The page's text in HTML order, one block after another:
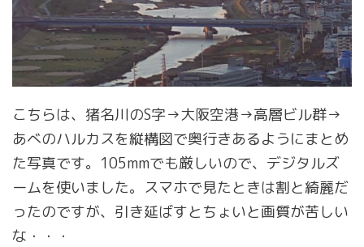
こちらは、猪名川のS字→大阪空港→高層ビル群→
あべのハルカスを縦構図で奥行きあるようにまとめ
た写真です。105mmでも厳しいので、デジタルズ
ームを使いました。スマホで見たときは割と綺麗だ
ったのですが、引き延ばすとちょいと画質が苦しい
な・・・